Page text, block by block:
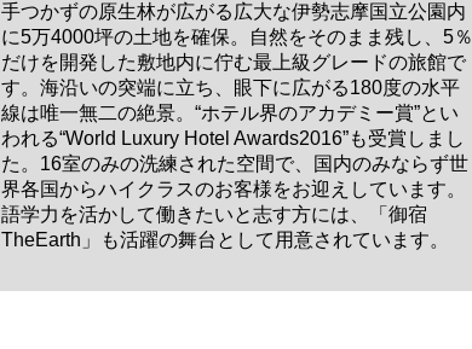
手つかずの原生林が広がる広大な伊勢志摩国立公園内
に5万4000坪の土地を確保。自然をそのまま残し、5％
だけを開発した敷地内に佇む最上級グレードの旅館で
す。海沿いの突端に立ち、眼下に広がる180度の水平
線は唯一無二の絶景。“ホテル界のアカデミー賞”とい
われる“World Luxury Hotel Awards2016”も受賞しまし
た。16室のみの洗練された空間で、国内のみならず世
界各国からハイクラスのお客様をお迎えしています。
語学力を活かして働きたいと志す方には、「御宿
TheEarth」も活躍の舞台として用意されています。